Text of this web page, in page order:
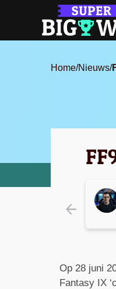
Home/Nieuws/
Op 28 juni
Fantasy IX